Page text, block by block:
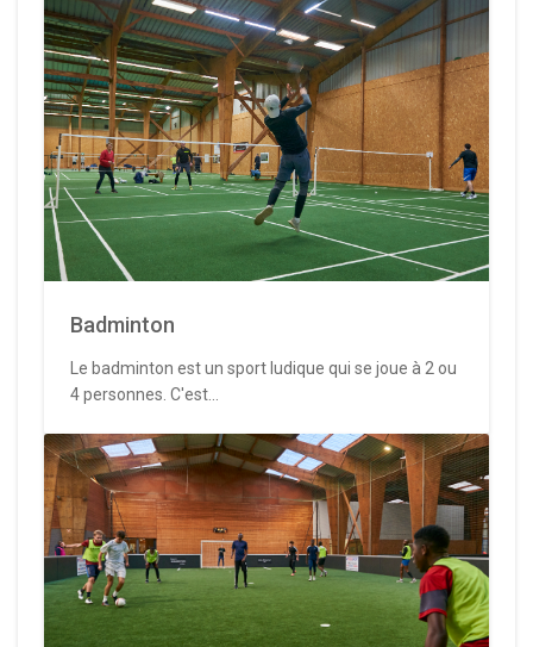
Badminton
Le badminton est un sport ludique qui se joue à 2 ou
4 personnes. C'est...